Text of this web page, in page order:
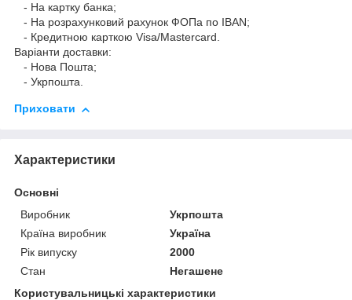
- На картку банка;
- На розрахунковий рахунок ФОПа по IBAN;
- Кредитною карткою Visa/Mastercard.
Варіанти доставки:
- Нова Пошта;
- Укрпошта.
Приховати
Характеристики
Основні
Виробник
Укрпошта
Країна виробник
Україна
Рік випуску
2000
Стан
Негашене
Користувальницькі характеристики